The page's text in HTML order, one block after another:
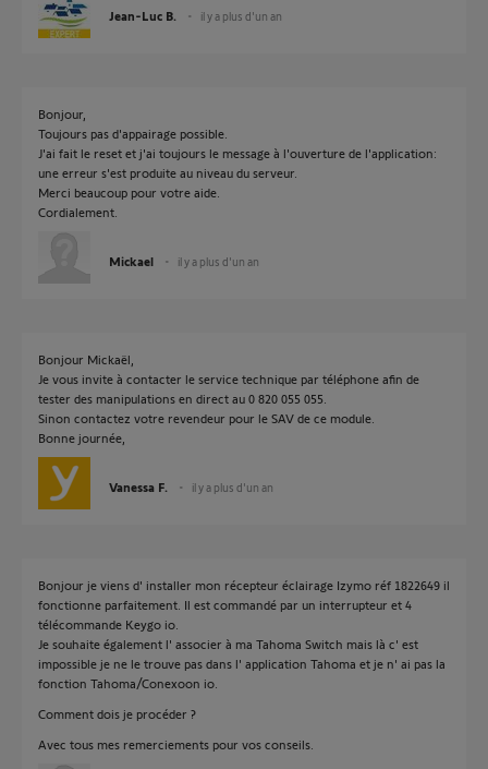
Jean-Luc B. il y a plus d'un an
Bonjour,
Toujours pas d'appairage possible.
J'ai fait le reset et j'ai toujours le message à l'ouverture de l'application:
une erreur s'est produite au niveau du serveur.
Merci beaucoup pour votre aide.
Cordialement.
Mickael il y a plus d'un an
Bonjour Mickaël,
Je vous invite à contacter le service technique par téléphone afin de
tester des manipulations en direct au 0 820 055 055.
Sinon contactez votre revendeur pour le SAV de ce module.
Bonne journée,
Vanessa F. il y a plus d'un an
Bonjour je viens d' installer mon récepteur éclairage Izymo réf 1822649 il
fonctionne parfaitement. Il est commandé par un interrupteur et 4
télécommande Keygo io.
Je souhaite également l' associer à ma Tahoma Switch mais là c' est
impossible je ne le trouve pas dans l' application Tahoma et je n' ai pas la
fonction Tahoma/Conexoon io.
Comment dois je procéder ?
Avec tous mes remerciements pour vos conseils.